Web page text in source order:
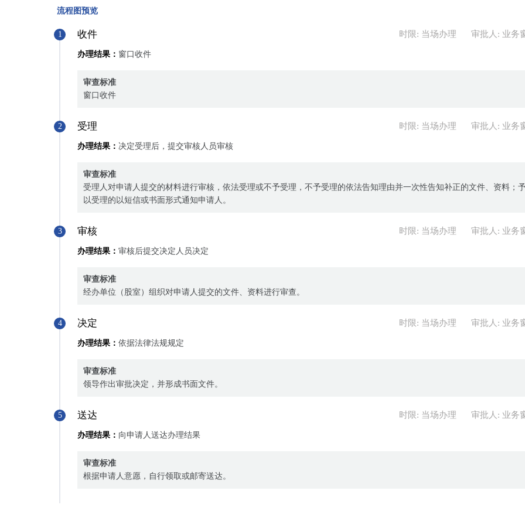
流程图预览
1 收件 时限: 当场办理 审批人: 业务
办理结果： 窗口收件
审查标准
窗口收件
2 受理 时限: 当场办理 审批人: 业务
办理结果： 决定受理后，提交审核人员审核
审查标准
受理人对申请人提交的材料进行审核，依法受理或不予受理，不予受理的依法告知理由并一次性告知补正的文件、资料；
以受理的以短信或书面形式通知申请人。
3 审核 时限: 当场办理 审批人: 业务
办理结果： 审核后提交决定人员决定
审查标准
经办单位（股室）组织对申请人提交的文件、资料进行审查。
4 决定 时限: 当场办理 审批人: 业务
办理结果： 依据法律法规规定
审查标准
领导作出审批决定，并形成书面文件。
5 送达 时限: 当场办理 审批人: 业务
办理结果： 向申请人送达办理结果
审查标准
根据申请人意愿，自行领取或邮寄送达。